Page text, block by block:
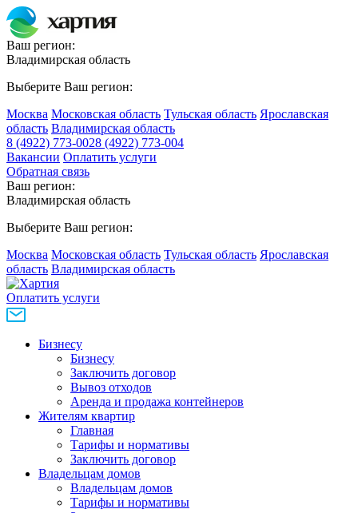
Ваш регион:
Владимирская область
Выберите Ваш регион:
Москва Московская область Тульская область Ярославская
область Владимирская область
8 (4922) 773-0028 (4922) 773-004
Вакансии Оплатить услуги
Обратная связь
Ваш регион:
Владимирская область
Выберите Ваш регион:
Москва Московская область Тульская область Ярославская
область Владимирская область
Оплатить услуги
Бизнесу
Бизнесу
Заключить договор
Вывоз отходов
Аренда и продажа контейнеров
Жителям квартир
Главная
Тарифы и нормативы
Заключить договор
Владельцам домов
Владельцам домов
Тарифы и нормативы